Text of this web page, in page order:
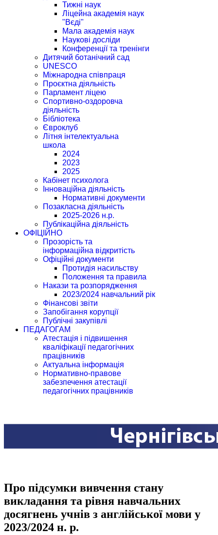
Тижні наук
Ліцейна академія наук
"Вєді"
Мала академія наук
Наукові досліди
Конференції та тренінги
Дитячий ботанічний сад
UNESCO
Міжнародна співпраця
Проєктна діяльність
Парламент ліцею
Спортивно-оздоровча
діяльність
Бібліотека
Євроклуб
Літня інтелектуальна
школа
2024
2023
2025
Кабінет психолога
Інноваційна діяльність
Нормативні документи
Позакласна діяльність
2025-2026 н.р.
Публікаційна діяльність
ОФІЦІЙНО
Прозорість та
інформаційна відкритість
Офіційні документи
Протидія насильству
Положення та правила
Накази та розпорядження
2023/2024 навчальний рік
Фінансові звіти
Запобігання корупції
Публічні закупівлі
ПЕДАГОГАМ
Атестація і підвишення
кваліфікації педагогічних
працівників
Актуальна інформація
Нормативно-правове
забезпечення атестації
педагогічних працівників
Про підсумки вивчення стану
викладання та рівня навчальних
досягнень учнів з англійської мови у
2023/2024 н. р.